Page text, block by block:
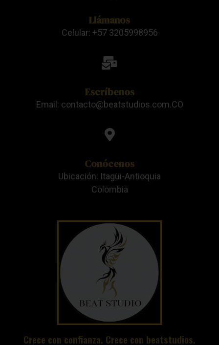
Llámanos
Celular: +57 3205998956
Escríbenos
Email: contacto@beatstudios.com.CO
Conócenos
Ubicación: Itagüi-Antioquia
Colombia
Crece con confianza. Crece con beatstudios.